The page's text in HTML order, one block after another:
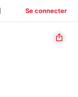
Se connecter